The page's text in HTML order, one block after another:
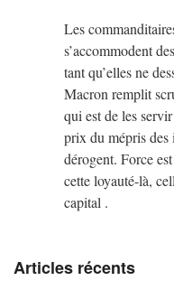
Les
s’accommodent
tant qu’elles ne
Macron remplit
qui est de les
prix du mépris
dérogent. Force
cette loyauté-là,
capital .
Articles récents